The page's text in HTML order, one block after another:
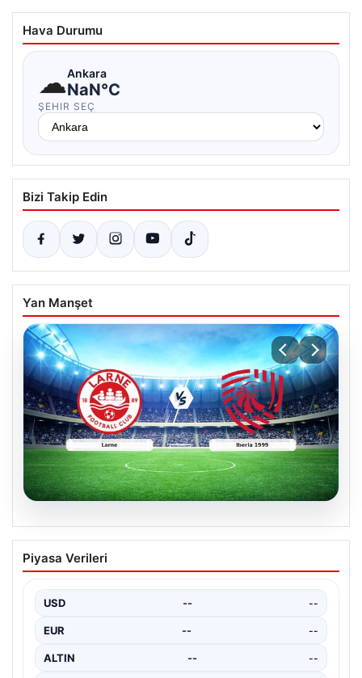
Hava Durumu
☁Ankara
NaN°C
ŞEHIR SEÇ
Bizi Takip Edin
Yan Manşet
04.08.2026
(Özet) Larne – Iberia 1999 Maçı Özeti
ve Tüm Önemli Anları
Piyasa Verileri
USD -- --
EUR -- --
ALTIN -- --